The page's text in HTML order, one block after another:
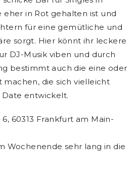
eher in Rot gehalten ist und
für eine gemütliche und
sorgt. Hier könnt ihr leckere
DJ-Musik viben und durch
bestimmt auch die eine oder
die sich vielleicht
entwickelt.
60313 Frankfurt am Main-
Wochenende sehr lang in die